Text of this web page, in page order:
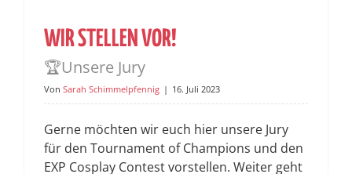
WIR STELLEN VOR!
🏆Unsere Jury
Von Sarah Schimmelpfennig | 16. Juli 2023
Gerne möchten wir euch hier unsere Jury
für den Tournament of Champions und den
EXP Cosplay Contest vorstellen. Weiter geht